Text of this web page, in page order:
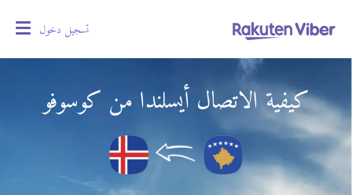
تسجيل دخول
كيفية الاتصال أيسلندا من كوسوفو